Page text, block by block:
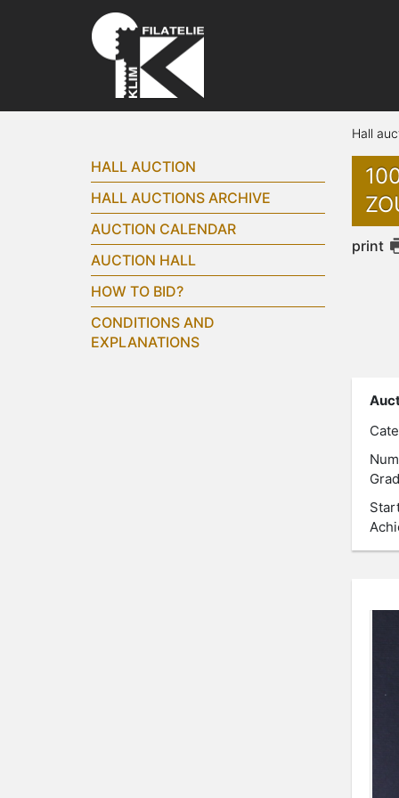
HALL AUCTION
HALL AUCTIONS ARCHIVE
AUCTION CALENDAR
AUCTION HALL
HOW TO BID?
CONDITIONS AND
EXPLANATIONS
Hall
print